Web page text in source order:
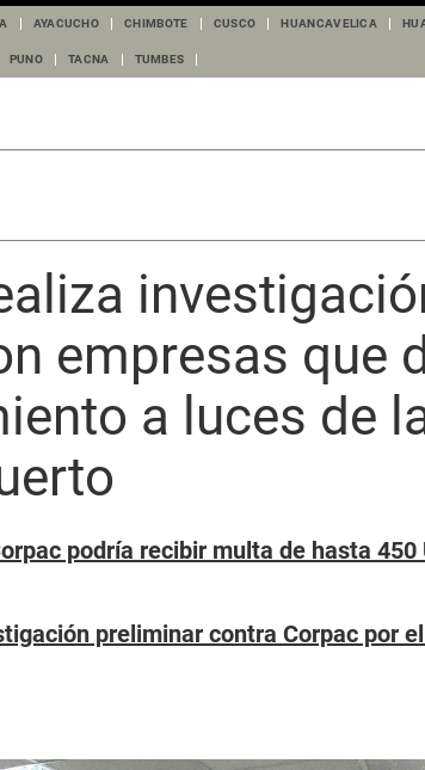
AYACUCHO CHIMBOTE CUSCO HUANCAVELICA
PUNO TACNA TUMBES
empresas que
a luces de
podría recibir multa de hasta
preliminar contra Corpac por